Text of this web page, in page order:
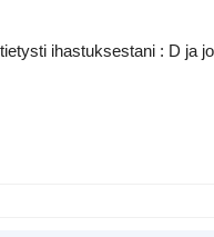
ihastuksestani : D ja